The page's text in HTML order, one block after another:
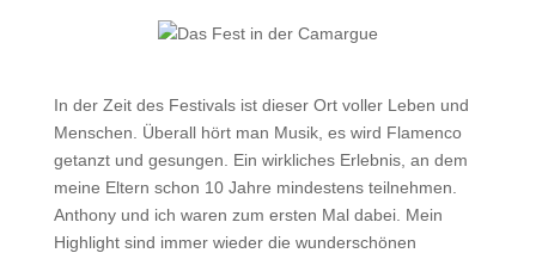
In der Zeit des Festivals ist dieser Ort voller Leben und
Menschen. Überall hört man Musik, es wird Flamenco
getanzt und gesungen. Ein wirkliches Erlebnis, an dem
meine Eltern schon 10 Jahre mindestens teilnehmen.
Anthony und ich waren zum ersten Mal dabei. Mein
Highlight sind immer wieder die wunderschönen